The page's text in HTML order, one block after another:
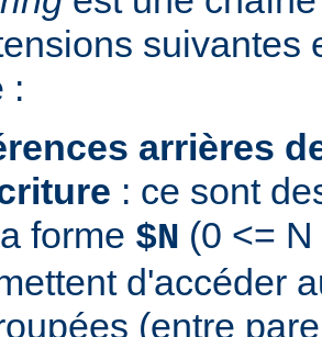
suivantes
:
arrières
: ce sont
forme $N (0 <=
d'accéder
(entre